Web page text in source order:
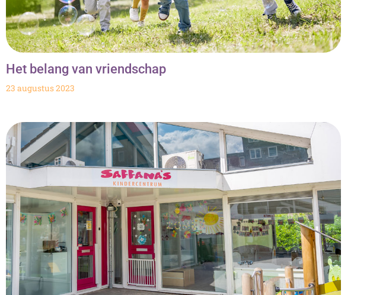
Het belang van vriendschap
23 augustus 2023